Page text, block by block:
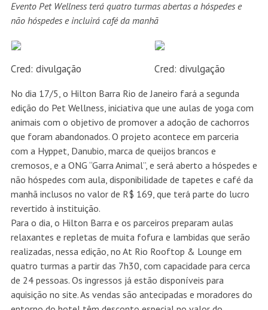
Evento Pet Wellness terá quatro turmas abertas a hóspedes e
não hóspedes e incluirá café da manhã
Cred: divulgação Cred: divulgação
No dia 17/5, o Hilton Barra Rio de Janeiro fará a segunda
edição do Pet Wellness, iniciativa que une aulas de yoga com
animais com o objetivo de promover a adoção de cachorros
que foram abandonados. O projeto acontece em parceria
com a Hyppet, Danubio, marca de queijos brancos e
cremosos, e a ONG “Garra Animal”, e será aberto a hóspedes e
não hóspedes com aula, disponibilidade de tapetes e café da
manhã inclusos no valor de R$ 169, que terá parte do lucro
revertido à instituição.
Para o dia, o Hilton Barra e os parceiros preparam aulas
relaxantes e repletas de muita fofura e lambidas que serão
realizadas, nessa edição, no At Rio Rooftop & Lounge em
quatro turmas a partir das 7h30, com capacidade para cerca
de 24 pessoas. Os ingressos já estão disponíveis para
aquisição no site. As vendas são antecipadas e moradores do